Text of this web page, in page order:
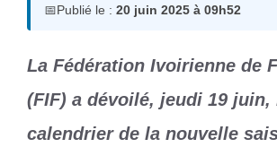
📅Publié le : 20 juin 2025 à 09h52
La Fédération Ivoirienne de
(FIF) a dévoilé, jeudi 19 juin,
calendrier de la nouvelle